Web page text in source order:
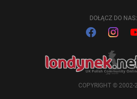
DOŁĄCZ DO NAS:
COPYRIGHT © 2002-